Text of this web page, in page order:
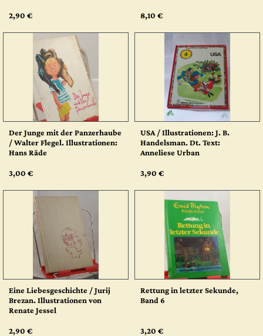
2,90 € 8,10 €
Der Junge mit der Panzerhaube
/ Walter Flegel. Illustrationen:
Hans Räde
3,00 €
USA / Illustrationen: J. B.
Handelsman. Dt. Text:
Anneliese Urban
3,90 €
Eine Liebesgeschichte / Jurij
Brezan. Illustrationen von
Renate Jessel
2,90 €
Rettung in letzter Sekunde,
Band 6
3,20 €